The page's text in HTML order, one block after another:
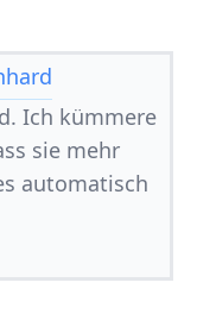
Ich kümmere
sie mehr
automatisch